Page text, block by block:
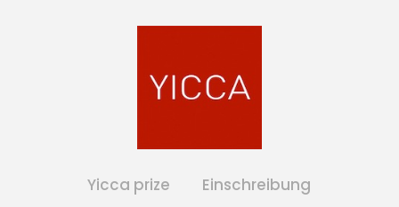
Yicca prize Einschreibung